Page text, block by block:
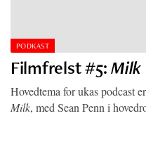
PODKAST
Filmfrelst #5:Milk
Hovedtema for ukas podcast
Milk, med Sean Penn i